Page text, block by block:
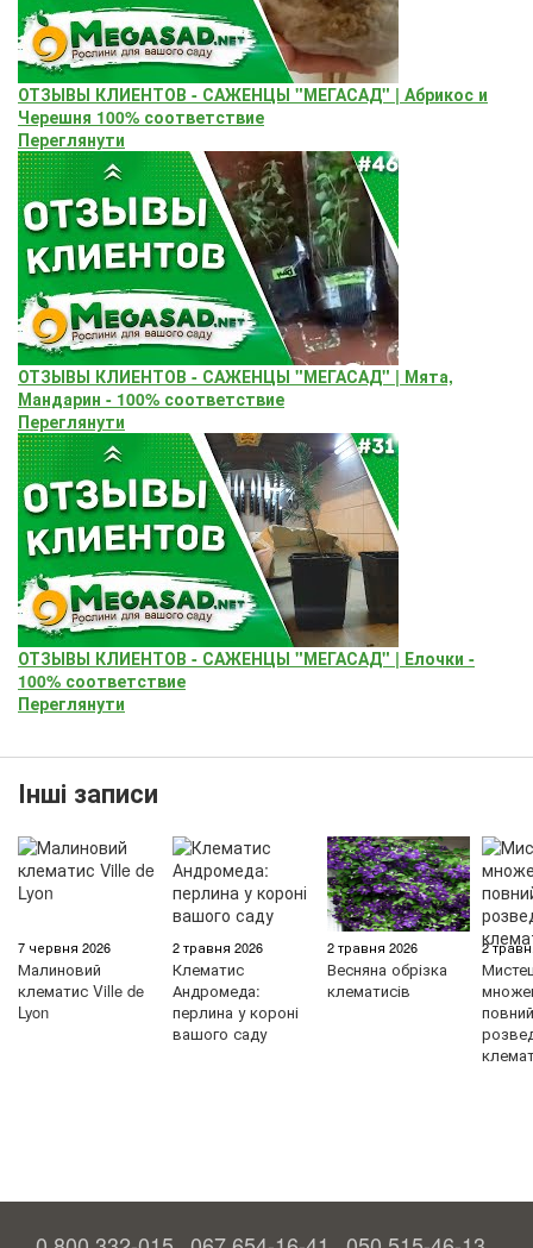
ОТЗЫВЫ КЛИЕНТОВ - САЖЕНЦЫ "МЕГАСАД" | Абрикос и
Черешня 100% соответствие
Переглянути
ОТЗЫВЫ КЛИЕНТОВ - САЖЕНЦЫ "МЕГАСАД" | Мята,
Мандарин - 100% соответствие
Переглянути
ОТЗЫВЫ КЛИЕНТОВ - САЖЕНЦЫ "МЕГАСАД" | Елочки -
100% соответствие
Переглянути
Інші записи
7 червня 2026
Малиновий
клематис Ville de
Lyon
2 травня 2026
Клематис
Андромеда:
перлина у короні
вашого саду
2 травня 2026
Весняна обрізка
клематисів
2
повний